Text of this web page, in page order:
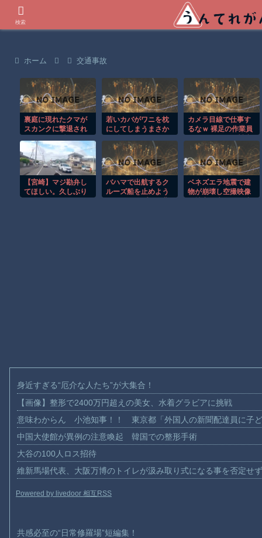
ホーム 交通事故
裏庭に現れたクマが
スカンクに撃退され
若いカバがワニを枕
にしてしまうまさか
カメラ目線で仕事す
るなｗ 裸足の作業員
現場
【宮崎】マジ勘弁し
てほしい。久しぶり
バハマで出航するク
ルーズ船を止めよう
ベネズエラ地震で建
物が崩壊し空撮映像
身近すぎる“厄介な人たち”が大集合！
【画像】整形で2400万円超えの美女、水着グラビアに挑戦
意味わからん 小池知事！！ 東京都「外国人の新聞配達員に子
中国大使館が異例の注意喚起 韓国での整形手術
大谷の100人ロス招待
維新馬場代表、大阪万博のトイレが汲み取り式になる事を否定せ
Powered by livedoor 相互RSS
共感必至の“日常修羅場”短編集！
検索